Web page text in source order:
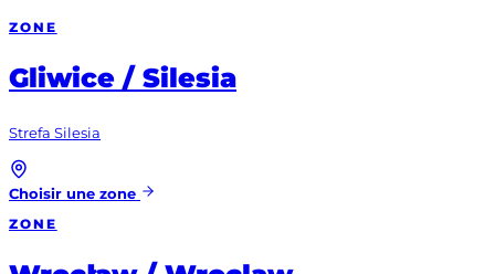
ZONE
Gliwice / Silesia
Strefa Silesia
Choisir une zone
ZONE